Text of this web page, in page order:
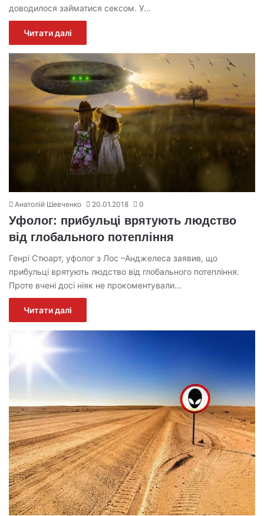
доводилося займатися сексом. У…
Читати далі
Анатолій Шевченко 20.01.2018 0
Уфолог: прибульці врятують людство
від глобального потепління
Генрі Стюарт, уфолог з Лос –Анджелеса заявив, що
прибульці врятують людство від глобального потепління.
Проте вчені досі ніяк не прокоментували…
Читати далі